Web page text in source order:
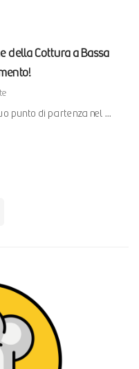
della Cottura a Bassa
tuo punto di partenza nel …